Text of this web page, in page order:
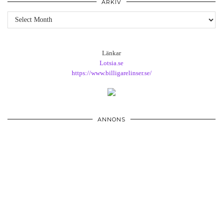
ARKIV
Arkiv
Länkar
Lotsia.se
https://www.billigarelinser.se/
ANNONS